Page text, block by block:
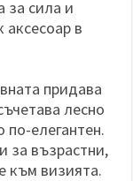
за сила и
в
придава
лесно
по-елегантен.
за възрастни,
към визията.